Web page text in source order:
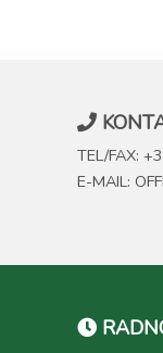
TEL/FAX:
E-MAIL: